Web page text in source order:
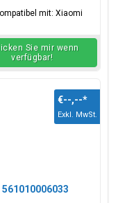
mit: Xiaomi
Sie mir wenn
verfügbar!
€--,--*
Exkl. MwSt.